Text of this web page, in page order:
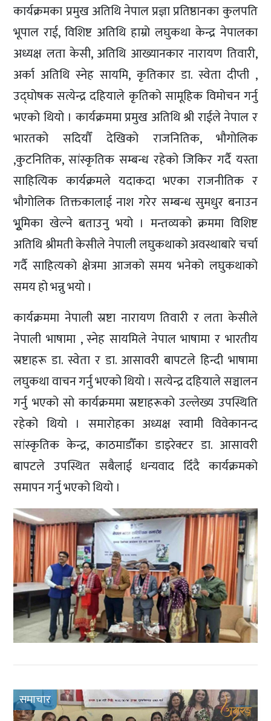
कार्यक्रमका प्रमुख अतिथि नेपाल प्रज्ञा प्रतिष्ठानका कुलपति
भूपाल राई, विशिष्ट अतिथि हाम्रो लघुकथा केन्द्र नेपालका
अध्यक्ष लता केसी, अतिथि आख्यानकार नारायण तिवारी,
अर्का अतिथि स्नेह सायमि, कृतिकार डा. स्वेता दीप्ती ,
उद्घोषक सत्येन्द्र दहियाले कृतिको सामूहिक विमोचन गर्नु
भएको थियो । कार्यक्रममा प्रमुख अतिथि श्री राईले नेपाल र
भारतको सदियौँ देखिको राजनितिक, भौगोलिक
,कुटनितिक, सांस्कृतिक सम्बन्ध रहेको जिकिर गर्दै यस्ता
साहित्यिक कार्यक्रमले यदाकदा भएका राजनीतिक र
भौगोलिक तिक्तकालाई नाश गरेर सम्बन्ध सुमधुर बनाउन
भुूमिका खेल्ने बताउनु भयो । मन्तव्यको क्रममा विशिष्ट
अतिथि श्रीमती केसीले नेपाली लघुकथाको अवस्थाबारे चर्चा
गर्दै साहित्यको क्षेत्रमा आजको समय भनेको लघुकथाको
समय हो भन्नु भयो ।
कार्यक्रममा नेपाली स्रष्टा नारायण तिवारी र लता केसीले
नेपाली भाषामा , स्नेह सायमिले नेपाल भाषामा र भारतीय
स्रष्टाहरू डा. स्वेता र डा. आसावरी बापटले हिन्दी भाषामा
लघुकथा वाचन गर्नु भएको थियो । सत्येन्द्र दहियाले सञ्चालन
गर्नु भएको सो कार्यक्रममा स्रष्टाहरूको उल्लेख्य उपस्थिति
रहेको थियो । समारोहका अध्यक्ष स्वामी विवेकानन्द
सांस्कृतिक केन्द्र, काठमाडौँका डाइरेक्टर डा. आसावरी
बापटले उपस्थित सबैलाई धन्यवाद दिँदै कार्यक्रमको
समापन गर्नु भएको थियो ।
समाचार